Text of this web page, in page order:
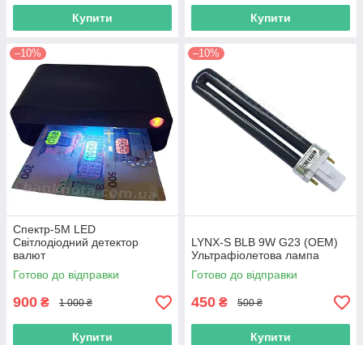
Купити Купити
–10%
Спектр-5M LED
Світлодіодний детектор
валют
Готово до відправки
900 ₴ 1 000 ₴
Купити
–10%
LYNX-S BLB 9W G23 (OEM)
Ультрафіолетова лампа
Готово до відправки
450 ₴ 500 ₴
Купити